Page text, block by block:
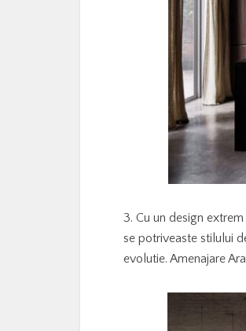
3. Cu un design
se potriveaste stilului
evolutie. Amenajare